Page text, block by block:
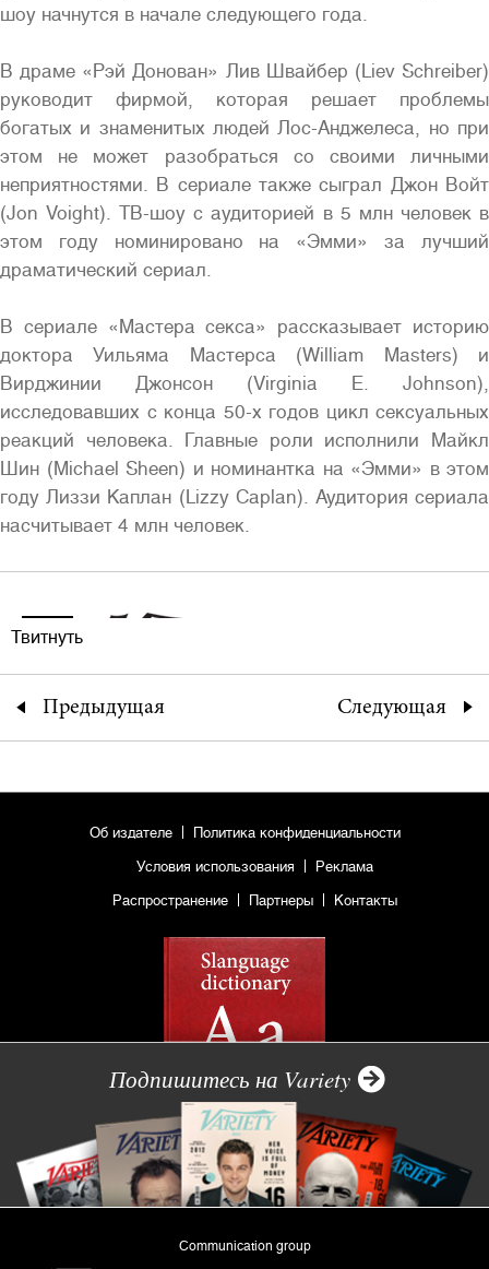
Полная версия сайта
шоу начнутся в начале следующего года.
В драме «Рэй Донован» Лив Швайбер (Liev Schreiber)
руководит фирмой, которая решает проблемы
богатых и знаменитых людей Лос-Анджелеса, но при
этом не может разобраться со своими личными
неприятностями. В сериале также сыграл Джон Войт
(Jon Voight). ТВ-шоу с аудиторией в 5 млн человек в
этом году номинировано на «Эмми» за лучший
драматический сериал.
В сериале «Мастера секса» рассказывает историю
доктора Уильяма Мастерса (William Masters) и
Вирджинии Джонсон (Virginia E. Johnson),
исследовавших с конца 50-х годов цикл сексуальных
реакций человека. Главные роли исполнили Майкл
Шин (Michael Sheen) и номинантка на «Эмми» в этом
году Лиззи Каплан (Lizzy Caplan). Аудитория сериала
насчитывает 4 млн человек.
Твитнуть
Предыдущая Следующая
Об издателе Политика конфиденциальности
Условия использования Реклама
Распространение Партнеры Контакты
Подпишитесь на Variety
Communication group